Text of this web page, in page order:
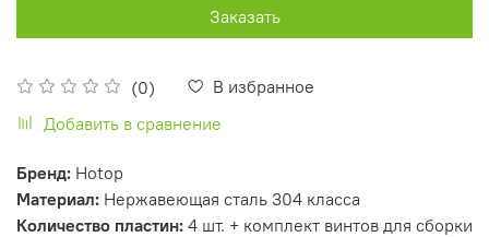
(0)
В избранное
Добавить в сравнение
Заказать
Бренд: Hotop
Материал: Нержавеющая сталь 304 класса
Количество пластин: 4 шт. + комплект винтов для сборки